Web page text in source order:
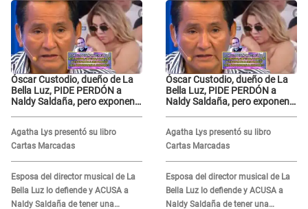
Óscar Custodio, dueño de La
Bella Luz, PIDE PERDÓN a
Naldy Saldaña, pero exponen
grabar"
Agatha Lys presentó su libro
Cartas Marcadas
Esposa del director musical de La
Bella Luz lo defiende y ACUSA a
Naldy Saldaña de tener una
Óscar Custodio, dueño de La
Bella Luz, PIDE PERDÓN a
Naldy Saldaña, pero exponen
grabar"
Agatha Lys presentó su libro
Cartas Marcadas
Esposa del director musical de La
Bella Luz lo defiende y ACUSA a
Naldy Saldaña de tener una